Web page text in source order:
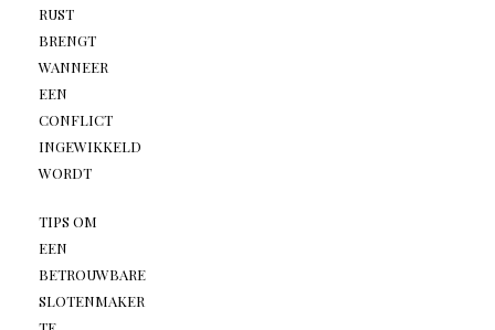
RUST
BRENGT
WANNEER
EEN
CONFLICT
INGEWIKKELD
WORDT
TIPS OM
EEN
BETROUWBARE
SLOTENMAKER